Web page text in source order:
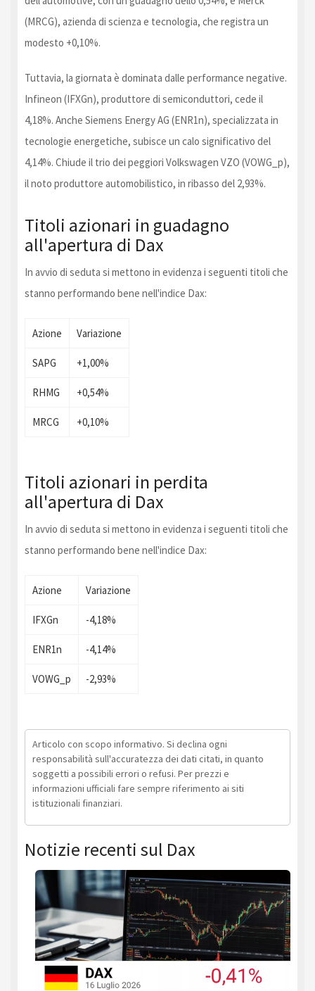
(MRCG), azienda di scienza e tecnologia, che registra un
modesto +0,10%.
Tuttavia, la giornata è dominata dalle performance negative.
Infineon (IFXGn), produttore di semiconduttori, cede il
4,18%. Anche Siemens Energy AG (ENR1n), specializzata in
tecnologie energetiche, subisce un calo significativo del
4,14%. Chiude il trio dei peggiori Volkswagen VZO (VOWG_p),
il noto produttore automobilistico, in ribasso del 2,93%.
Titoli azionari in guadagno
all'apertura di Dax
In avvio di seduta si mettono in evidenza i seguenti titoli che
stanno performando bene nell'indice Dax:
Azione Variazione
SAPG +1,00%
RHMG +0,54%
MRCG +0,10%
Titoli azionari in perdita
all'apertura di Dax
In avvio di seduta si mettono in evidenza i seguenti titoli che
stanno performando bene nell'indice Dax:
Azione Variazione
IFXGn -4,18%
ENR1n -4,14%
VOWG_p -2,93%
Articolo con scopo informativo. Si declina ogni
responsabilità sull'accuratezza dei dati citati, in quanto
soggetti a possibili errori o refusi. Per prezzi e
informazioni ufficiali fare sempre riferimento ai siti
istituzionali finanziari.
Notizie recenti sul Dax